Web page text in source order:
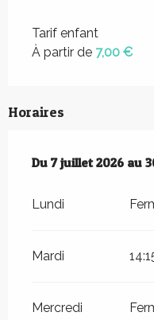
Tarif enfant
À partir de 7,00 €
Horaires
Du 7 juillet 2026 au
Du 7 juillet 2026 au
Lundi
Mardi
Mercredi